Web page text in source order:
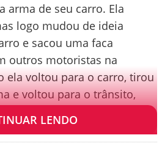
arma de seu carro. Ela
logo mudou de ideia
e sacou uma faca
outros motoristas na
ela voltou para o carro, tirou
e voltou para o trânsito,
Cobalt no processo.
LENDO